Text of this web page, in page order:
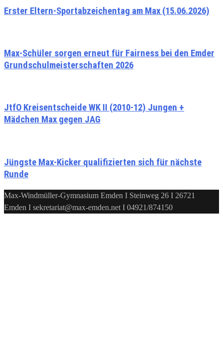
Erster Eltern-Sportabzeichentag am Max (15.06.2026)
Max-Schüler sorgen erneut für Fairness bei den Emder
Grundschulmeisterschaften 2026
JtfO Kreisentscheide WK II (2010-12) Jungen +
Mädchen Max gegen JAG
Jüngste Max-Kicker qualifizierten sich für nächste
Runde
Max-Windmüller-Gymnasium Emden I Steinweg 26 I 26721
Emden I sekretariat@max-emden.net I 04921/874150